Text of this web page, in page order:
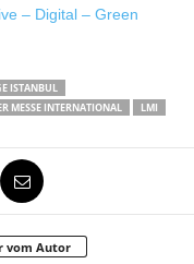
– Digital – Green
ISTANBUL
MESSE INTERNATIONAL
LMI
vom Autor